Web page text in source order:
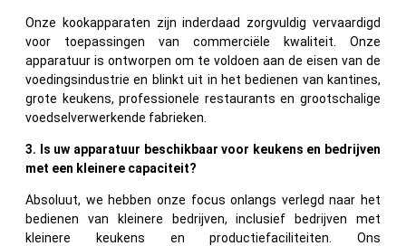
Onze kookapparaten zijn inderdaad zorgvuldig vervaardigd
voor toepassingen van commerciële kwaliteit. Onze
apparatuur is ontworpen om te voldoen aan de eisen van de
voedingsindustrie en blinkt uit in het bedienen van kantines,
grote keukens, professionele restaurants en grootschalige
voedselverwerkende fabrieken.
3. Is uw apparatuur beschikbaar voor keukens en bedrijven
met een kleinere capaciteit?
Absoluut, we hebben onze focus onlangs verlegd naar het
bedienen van kleinere bedrijven, inclusief bedrijven met
kleinere keukens en productiefaciliteiten. Ons